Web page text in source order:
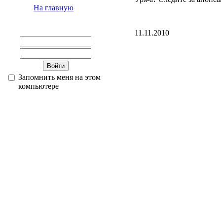
На главную
Запомнить меня на этом
компьютере
11.11.2010